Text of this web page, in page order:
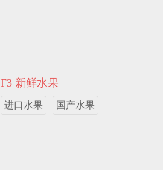
F3 新鲜水果
进口水果 国产水果